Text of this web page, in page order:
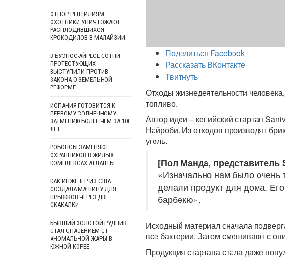
Поделиться Facebook
Рассказать ВКонтакте
Твитнуть
Отходы жизнедеятельности
топливо.
Автор идеи – кенийский стартап
Найроби. Из отходов производят
уголь.
[Пол Манда, представитель
«Изначально нам было очень
делали продукт для дома.
барбекю».
Исходный материал сначала
все бактерии. Затем смешивают с
Продукция стартапа стала даже
ОТПОР РЕПТИЛИЯМ:
ОХОТНИКИ УНИЧТОЖАЮТ
РАСПЛОДИВШИХСЯ
КРОКОДИЛОВ В МАЛАЙЗИИ
В БУЭНОС-АЙРЕСЕ СОТНИ
ПРОТЕСТУЮЩИХ
ВЫСТУПИЛИ ПРОТИВ
ЗАКОНА О ЗЕМЕЛЬНОЙ
РЕФОРМЕ
ИСПАНИЯ ГОТОВИТСЯ К
ПЕРВОМУ СОЛНЕЧНОМУ
ЗАТМЕНИЮ БОЛЕЕ ЧЕМ ЗА 100
ЛЕТ
РОБОПСЫ ЗАМЕНЯЮТ
ОХРАННИКОВ В ЖИЛЫХ
КОМПЛЕКСАХ АТЛАНТЫ
КАК ИНЖЕНЕР ИЗ США
СОЗДАЛА МАШИНУ ДЛЯ
ПРЫЖКОВ ЧЕРЕЗ ДВЕ
СКАКАЛКИ
БЫВШИЙ ЗОЛОТОЙ РУДНИК
СТАЛ СПАСЕНИЕМ ОТ
АНОМАЛЬНОЙ ЖАРЫ В
ЮЖНОЙ КОРЕЕ